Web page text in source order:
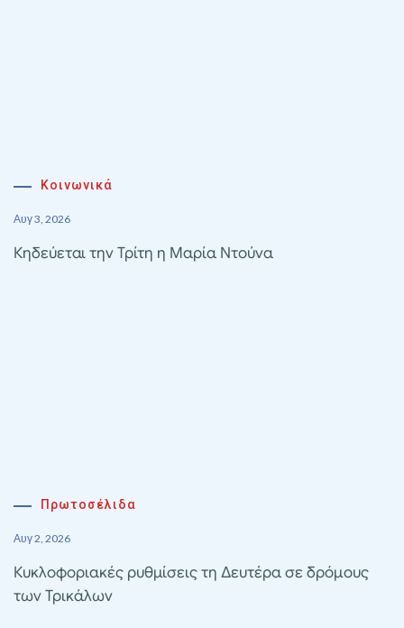
Κοινωνικά
Αυγ 3, 2026
Κηδεύεται την Τρίτη η Μαρία Ντούνα
Πρωτοσέλιδα
Αυγ 2, 2026
Κυκλοφοριακές ρυθμίσεις τη Δευτέρα σε δρόμους
των Τρικάλων